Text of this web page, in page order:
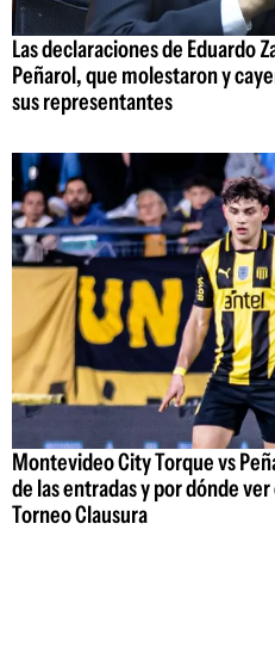
Las declaraciones de Eduardo
Peñarol, que molestaron y
sus representantes
Montevideo City Torque vs
de las entradas y por dónde
Torneo Clausura